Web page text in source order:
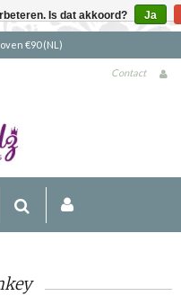
€90 (NL)
Contact
Is dat akkoord? Ja